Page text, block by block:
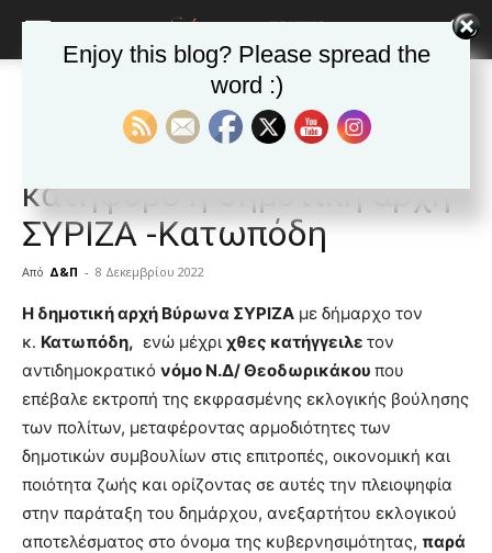
Ανακοινώσεις - Δελτία τύπου
Ανακοινώσεις - Δελτία τύπου Δημοφιλή άρθρα
Βύρωνας: Σε ολισθηρό
κατήφορο η δημοτική αρχή
ΣΥΡΙΖΑ -Κατωπόδη
Από Δ&Π - 8 Δεκεμβρίου 2022
blonde
lesbians
hot
cam
show.desi
xxx
lyons
teaches
you
Η δημοτική αρχή Βύρωνα ΣΥΡΙΖΑ με δήμαρχο τον
κ. Κατωπόδη, ενώ μέχρι χθες κατήγγειλε τον
αντιδημοκρατικό νόμο Ν.Δ/ Θεοδωρικάκου που
επέβαλε εκτροπή της εκφρασμένης εκλογικής βούλησης
των πολίτων, μεταφέροντας αρμοδιότητες των
δημοτικών συμβουλίων στις επιτροπές, οικονομική και
ποιότητα ζωής και ορίζοντας σε αυτές την πλειοψηφία
στην παράταξη του δημάρχου, ανεξαρτήτου εκλογικού
αποτελέσματος στο όνομα της κυβερνησιμότητας, παρά
Enjoy this blog? Please spread the
word :)